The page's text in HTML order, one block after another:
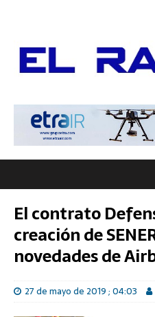
El contrato
creación de
novedades de
27 de mayo de 2019 ; 04:03